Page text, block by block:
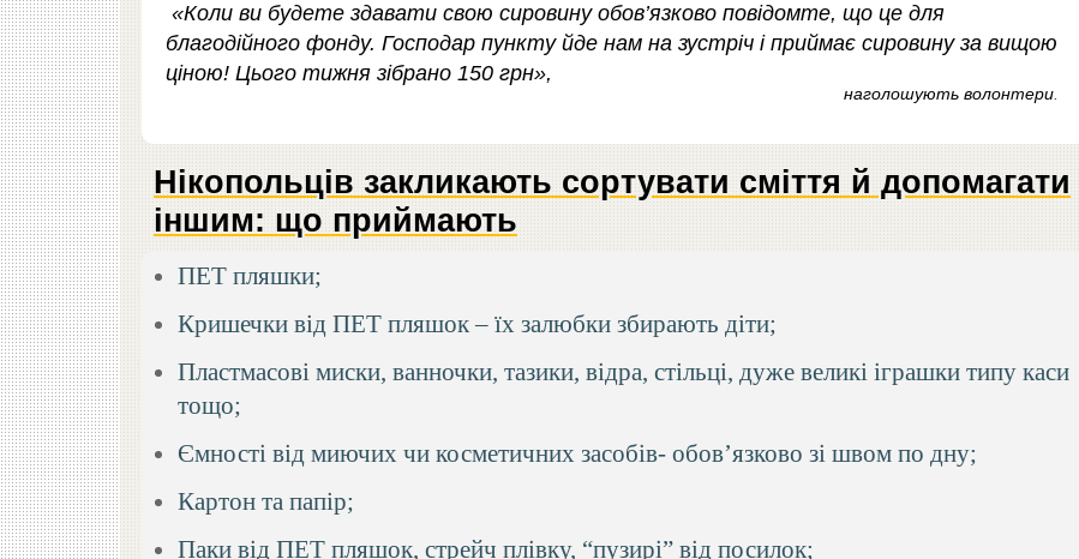
«Коли ви будете здавати свою сировину обов’язково повідомте, що це для
благодійного фонду. Господар пункту йде нам на зустріч і приймає сировину за вищою
ціною! Цього тижня зібрано 150 грн»,
наголошують волонтери.
Нікопольців закликають сортувати сміття й допомагати
іншим: що приймають
ПЕТ пляшки;
Кришечки від ПЕТ пляшок – їх залюбки збирають діти;
Пластмасові миски, ванночки, тазики, відра, стільці, дуже великі іграшки типу каси
тощо;
Ємності від миючих чи косметичних засобів- обов’язково зі швом по дну;
Картон та папір;
Паки від ПЕТ пляшок, стрейч плівку, “пузирі” від посилок;